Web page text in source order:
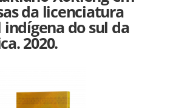
da licenciatura
do sul da
2020.